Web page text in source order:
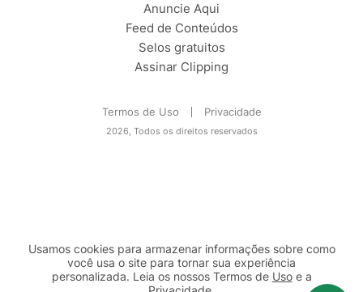
Anuncie Aqui
Feed de Conteúdos
Selos gratuitos
Assinar Clipping
Termos de Uso Privacidade
2026, Todos os direitos reservados
Usamos cookies para armazenar informações sobre como
você usa o site para tornar sua experiência
personalizada. Leia os nossos Termos de Usoe a